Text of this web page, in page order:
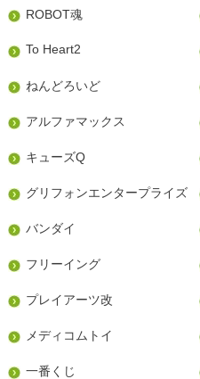
ROBOT魂
To Heart2
ねんどろいど
アルファマックス
キューズQ
グリフォンエンタープライズ
バンダイ
フリーイング
プレイアーツ改
メディコムトイ
一番くじ